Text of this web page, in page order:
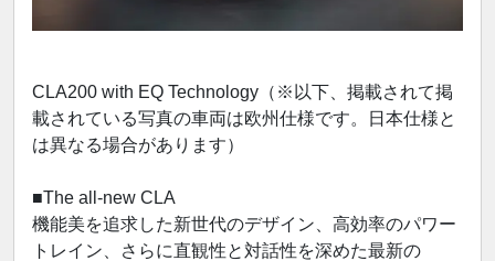
CLA200 with EQ Technology（※以下、掲載されて掲
載されている写真の車両は欧州仕様です。日本仕様と
は異なる場合があります）
■The all-new CLA
機能美を追求した新世代のデザイン、高効率のパワー
トレイン、さらに直観性と対話性を深めた最新の